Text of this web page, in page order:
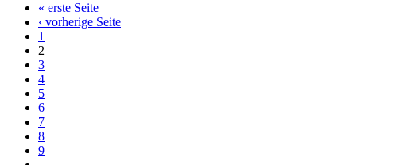
« erste Seite
‹ vorherige Seite
1
2
3
4
5
6
7
8
9